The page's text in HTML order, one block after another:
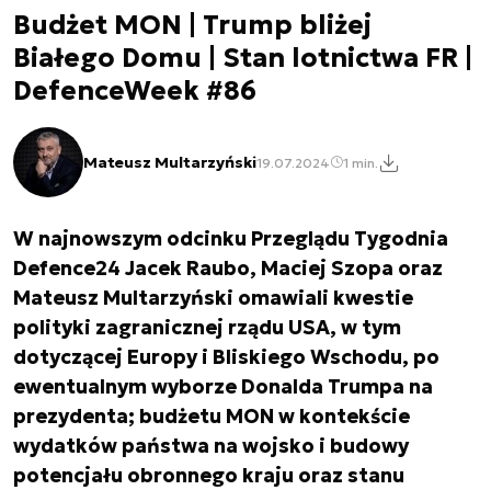
Budżet MON | Trump bliżej
Białego Domu | Stan lotnictwa FR |
DefenceWeek #86
Mateusz Multarzyński19.07.2024 1 min.
W najnowszym odcinku Przeglądu Tygodnia
Defence24 Jacek Raubo, Maciej Szopa oraz
Mateusz Multarzyński omawiali kwestie
polityki zagranicznej rządu USA, w tym
dotyczącej Europy i Bliskiego Wschodu, po
ewentualnym wyborze Donalda Trumpa na
prezydenta; budżetu MON w kontekście
wydatków państwa na wojsko i budowy
potencjału obronnego kraju oraz stanu